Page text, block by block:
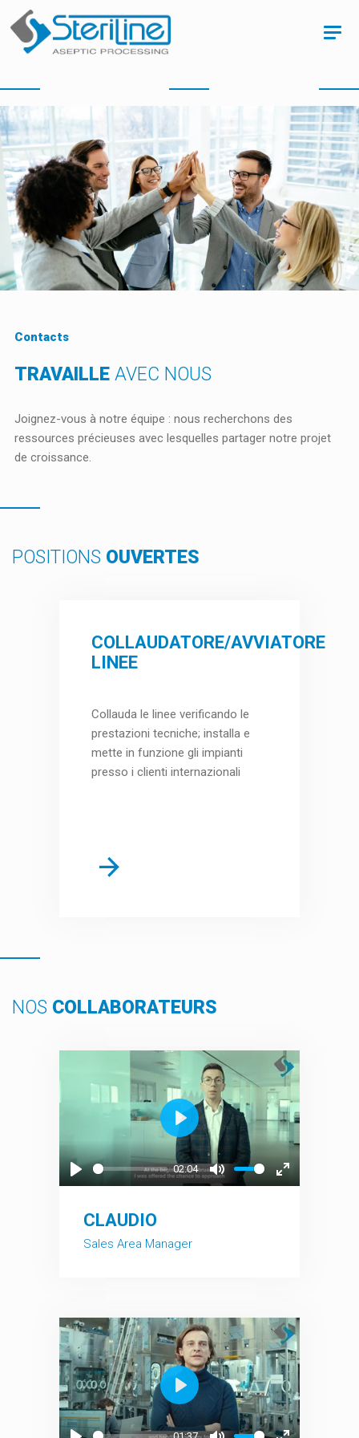
Contacts
TRAVAILLE AVEC NOUS
Joignez-vous à notre équipe : nous recherchons des
ressources précieuses avec lesquelles partager notre projet
de croissance.
POSITIONS OUVERTES
COLLAUDATORE/AVVIATORE
LINEE
Collauda le linee verificando le
prestazioni tecniche; installa e
mette in funzione gli impianti
presso i clienti internazionali
NOS COLLABORATEURS
Play
02:04
Mute
Enter
Play
CLAUDIO
Sales Area Manager
01:37
Play